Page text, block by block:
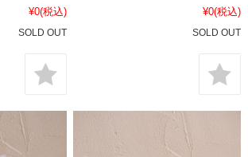
¥0(税込)
SOLD OUT
¥0(税込)
SOLD OUT